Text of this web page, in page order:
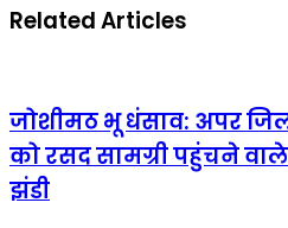
Related Articles
जोशीमठ भू धंसाव: अपर
को रसद सामग्री पहुंचने
झंडी